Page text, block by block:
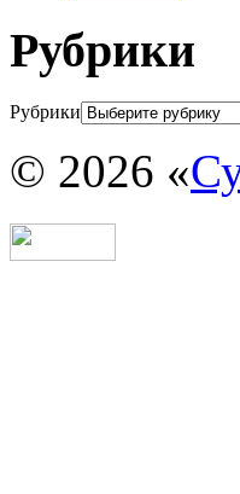
Рубрики
Рубрики
© 2026 «